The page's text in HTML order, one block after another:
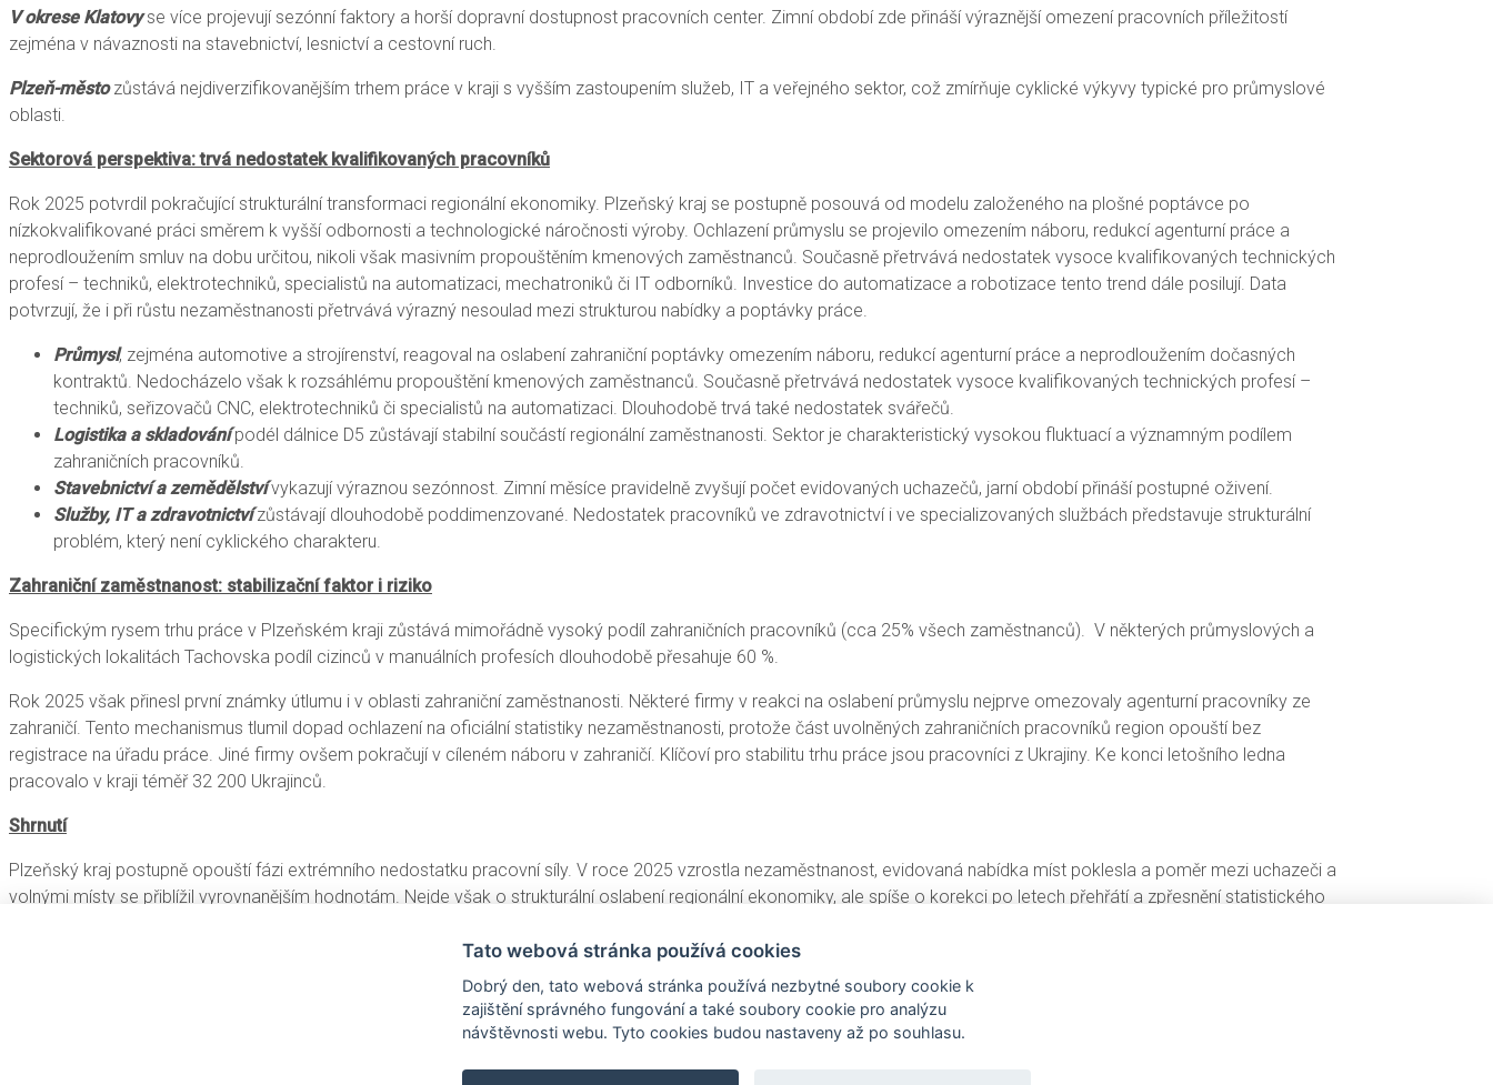
V okrese Klatovyse více projevují sezónní faktory a horší dopravní dostupnost pracovních center. Zimní období zde přináší výraznější omezení pracovních příležitostí
zejména v návaznosti na stavebnictví, lesnictví a cestovní ruch.
Plzeň-městozůstává nejdiverzifikovanějším trhem práce v kraji s vyšším zastoupením služeb, IT a veřejného sektor, což zmírňuje cyklické výkyvy typické pro průmyslové
oblasti.
Sektorová perspektiva: trvá nedostatek kvalifikovaných pracovníků
Rok 2025 potvrdil pokračující strukturální transformaci regionální ekonomiky. Plzeňský kraj se postupně posouvá od modelu založeného na plošné poptávce po
nízkokvalifikované práci směrem k vyšší odbornosti a technologické náročnosti výroby. Ochlazení průmyslu se projevilo omezením náboru, redukcí agenturní práce a
neprodloužením smluv na dobu určitou, nikoli však masivním propouštěním kmenových zaměstnanců. Současně přetrvává nedostatek vysoce kvalifikovaných technických
profesí – techniků, elektrotechniků, specialistů na automatizaci, mechatroniků či IT odborníků. Investice do automatizace a robotizace tento trend dále posilují. Data
potvrzují, že i při růstu nezaměstnanosti přetrvává výrazný nesoulad mezi strukturou nabídky a poptávky práce.
Průmysl, zejména automotive a strojírenství, reagoval na oslabení zahraniční poptávky omezením náboru, redukcí agenturní práce a neprodloužením dočasných
kontraktů. Nedocházelo však k rozsáhlému propouštění kmenových zaměstnanců. Současně přetrvává nedostatek vysoce kvalifikovaných technických profesí –
techniků, seřizovačů CNC, elektrotechniků či specialistů na automatizaci. Dlouhodobě trvá také nedostatek svářečů.
Logistika a skladování podél dálnice D5 zůstávají stabilní součástí regionální zaměstnanosti. Sektor je charakteristický vysokou fluktuací a významným podílem
zahraničních pracovníků.
Stavebnictví a zemědělstvívykazují výraznou sezónnost. Zimní měsíce pravidelně zvyšují počet evidovaných uchazečů, jarní období přináší postupné oživení.
Služby, IT a zdravotnictvízůstávají dlouhodobě poddimenzované. Nedostatek pracovníků ve zdravotnictví i ve specializovaných službách představuje strukturální
problém, který není cyklického charakteru.
Zahraniční zaměstnanost: stabilizační faktor i riziko
Specifickým rysem trhu práce v Plzeňském kraji zůstává mimořádně vysoký podíl zahraničních pracovníků (cca 25% všech zaměstnanců). V některých průmyslových a
logistických lokalitách Tachovska podíl cizinců v manuálních profesích dlouhodobě přesahuje 60 %.
Rok 2025 však přinesl první známky útlumu i v oblasti zahraniční zaměstnanosti. Některé firmy v reakci na oslabení průmyslu nejprve omezovaly agenturní pracovníky ze
zahraničí. Tento mechanismus tlumil dopad ochlazení na oficiální statistiky nezaměstnanosti, protože část uvolněných zahraničních pracovníků region opouští bez
registrace na úřadu práce. Jiné firmy ovšem pokračují v cíleném náboru v zahraničí. Klíčoví pro stabilitu trhu práce jsou pracovníci z Ukrajiny. Ke konci letošního ledna
pracovalo v kraji téměř 32 200 Ukrajinců.
Shrnutí
Plzeňský kraj postupně opouští fázi extrémního nedostatku pracovní síly. V roce 2025 vzrostla nezaměstnanost, evidovaná nabídka míst poklesla a poměr mezi uchazeči a
volnými místy se přiblížil vyrovnanějším hodnotám. Nejde však o strukturální oslabení regionální ekonomiky, ale spíše o korekci po letech přehřátí a zpřesnění statistického
odpovídajících technologickému vývoji, snižování regionálních rozdílů a zvládnutí vysoké závislosti na zahraniční pracovní síle. Právě kvalifikační nesoulad, nikoli samotná
míra nezaměstnanosti, představuje hlavní výzvu dalšího období. Právě na řešení těchto výzev se zaměřuje
Strategie Rozvoje lidského kapitálu v Plzeňském kraji
Observatoři trhu prácena webu Paktu zaměstnanosti, kde jsou data k dispozici přehledně a interaktivně v prostředí Power BI.
Tato webová stránka používá cookies
Dobrý den, tato webová stránka používá nezbytné soubory cookie k
zajištění správného fungování a také soubory cookie pro analýzu
návštěvnosti webu. Tyto cookies budou nastaveny až po souhlasu.